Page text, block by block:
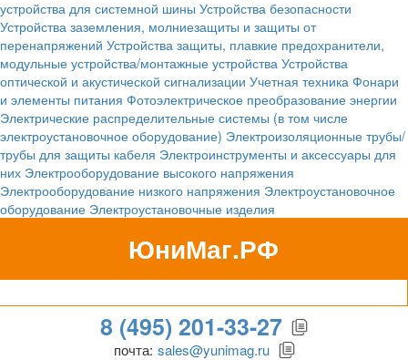
устройства для системной шины Устройства безопасности
Устройства заземления, молниезащиты и защиты от
перенапряжений Устройства защиты, плавкие предохранители,
модульные устройства/монтажные устройства Устройства
оптической и акустической сигнализации Учетная техника Фонари
и элементы питания Фотоэлектрическое преобразование энергии
Электрические распределительные системы (в том числе
электроустановочное оборудование) Электроизоляционные трубы/
трубы для защиты кабеля Электроинструменты и аксессуары для
них Электрооборудование высокого напряжения
Электрооборудование низкого напряжения Электроустановочное
оборудование Электроустановочные изделия
ЮниМаг.РФ
Гипермаркет для бизнеса
8 (495) 201-33-27
почта: sales@yunimag.ru